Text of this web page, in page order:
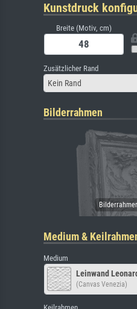
Kunstdruck
Breite (Motiv, cm)
Zusätzlicher Rand
Kein Rand
Bilderrahmen
Medium &
Medium
Leinwand
(Canvas Venezia)